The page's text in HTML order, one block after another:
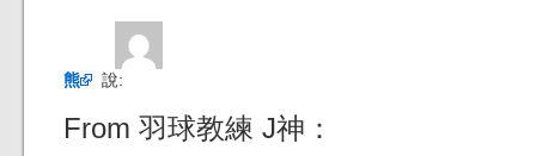
熊 說:
From 羽球教練 J神：